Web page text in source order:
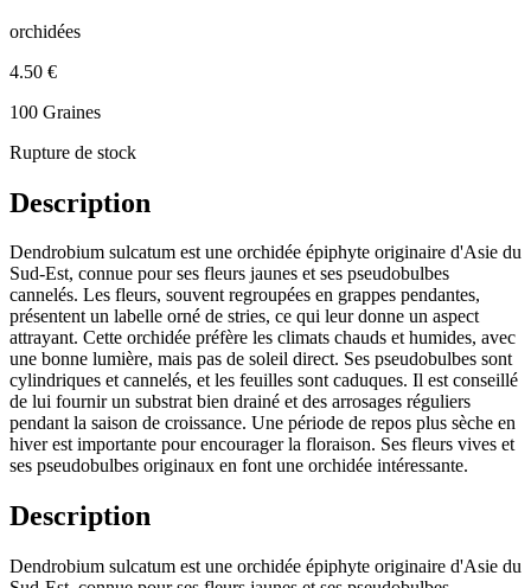
orchidées
4.50 €
100 Graines
Rupture de stock
Description
Dendrobium sulcatum est une orchidée épiphyte originaire d'Asie du
Sud-Est, connue pour ses fleurs jaunes et ses pseudobulbes
cannelés. Les fleurs, souvent regroupées en grappes pendantes,
présentent un labelle orné de stries, ce qui leur donne un aspect
attrayant. Cette orchidée préfère les climats chauds et humides, avec
une bonne lumière, mais pas de soleil direct. Ses pseudobulbes sont
cylindriques et cannelés, et les feuilles sont caduques. Il est conseillé
de lui fournir un substrat bien drainé et des arrosages réguliers
pendant la saison de croissance. Une période de repos plus sèche en
hiver est importante pour encourager la floraison. Ses fleurs vives et
ses pseudobulbes originaux en font une orchidée intéressante.
Description
Dendrobium sulcatum est une orchidée épiphyte originaire d'Asie du